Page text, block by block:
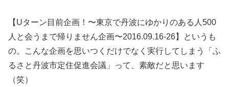
【Uターン目前企画！〜東京で丹波にゆかりのある人500
人と会うまで帰りません企画〜2016.09.16-26】というも
の。こんな企画を思いつくだけでなく実行してしまう「ふ
るさと丹波市定住促進会議」って、素敵だと思います
（笑）